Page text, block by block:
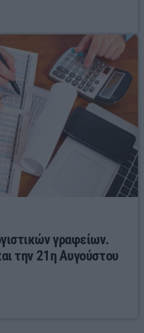
γραφείων.
την 21η Αυγούστου